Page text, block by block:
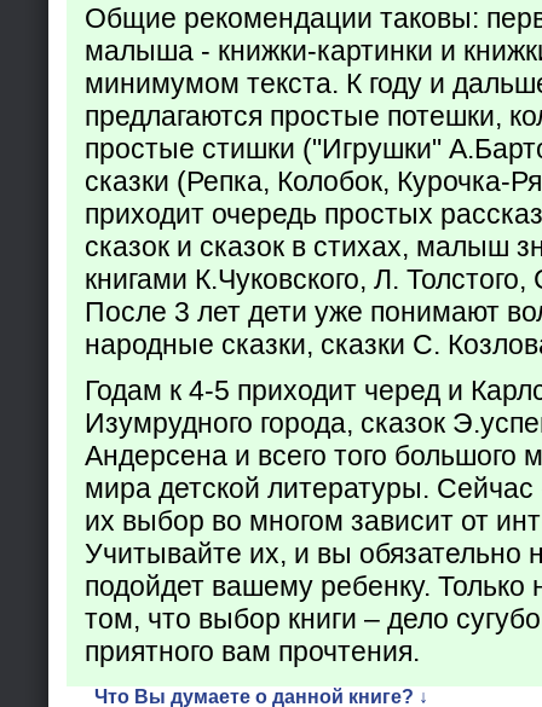
Общие рекомендации таковы:
малыша - книжки-картинки и
минимумом текста. К году и
предлагаются простые потешки,
простые стишки ("Игрушки"
сказки (Репка, Колобок, Курочка-
приходит очередь простых
сказок и сказок в стихах, малыш
книгами К.Чуковского, Л.
После 3 лет дети уже понимают
народные сказки, сказки С.
Годам к 4-5 приходит черед и
Изумрудного города, сказок
Андерсена и всего того большого
мира детской литературы. Сейчас
их выбор во многом зависит от
Учитывайте их, и вы обязательно
подойдет вашему ребенку. Только
том, что выбор книги – дело
приятного вам прочтения.
Что Вы думаете о данной книге? ↓